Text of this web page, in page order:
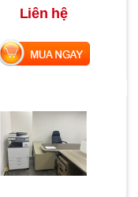
Liên hệ
MUA NGAY